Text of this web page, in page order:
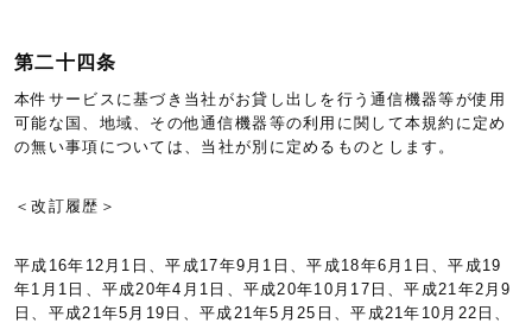
第二十四条
本件サービスに基づき当社がお貸し出しを行う通信機器等が使用
可能な国、地域、その他通信機器等の利用に関して本規約に定め
の無い事項については、当社が別に定めるものとします。
＜改訂履歴＞
平成16年12月1日、平成17年9月1日、平成18年6月1日、平成19
年1月1日、平成20年4月1日、平成20年10月17日、平成21年2月9
日、平成21年5月19日、平成21年5月25日、平成21年10月22日、